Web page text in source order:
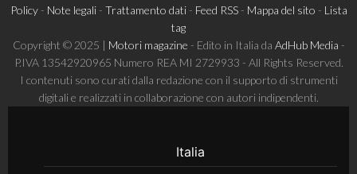
Policy- Note legali- Trattamento dati- Feed RSS- Mappa del sito - Lista
tag
Copyright © 2025 | Motori magazine - Edito in Italia da AdHub Media -
P.IVA 13542920965 Numero REA MI 2729933 - All Rights Reserved.
I contenuti sono curati dalla redazione con il supporto di strumenti
digitali e realizzati in collaborazione con autori indipendenti.
Italia